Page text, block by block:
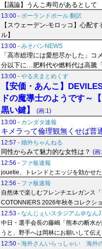
【議論】うんこ寿司があるとして
13:00 - ポーランドボール 翻訳
【スウェーデン-モロッコ】心配
ル】
13:00 - みそパンNEWS
「高市総理には愛想尽かした」
分以下に…肥料代や燃料代は高騰
13:00 - やる夫まとめくす
【安価・あんこ】
ドの魔導士のようです
黒い鍵】
(画:1)
13:00 - カンダタ速報
キメラって倫理観無くせば普
12:57 - 婚外ちゃんねる
同性からみて魅力的な女性は？ (画
12:56 - ファ板速報
jouetie、トレンドとエッジを効かせ
12:56 - ファ板速報
自然体で楽しむフレンチエレガンス
COTONNIERS 2026年秋冬コレクシ
12:53 - なんじぇいスタジアム＠なんJ
中日・選手会長の藤嶋「熊本の断水
うと、野手へは岡林にお願いして伝え
12:50 - 海外さんいらっしゃい 海外